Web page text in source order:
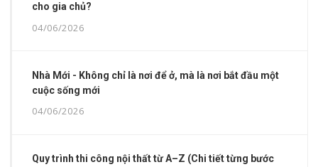
cho gia chủ?
04/06/2026
Nhà Mới - Không chỉ là nơi để ở, mà là nơi bắt đầu một
cuộc sống mới
04/06/2026
Quy trình thi công nội thất từ A–Z (Chi tiết từng bước